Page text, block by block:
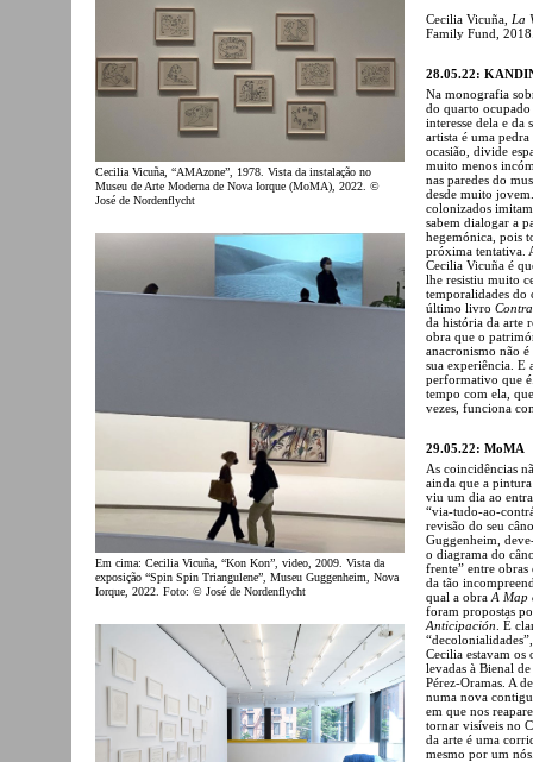
Cecilia Vicuña, “AMAzone”, 1978. Vista da instalação no
Museu de Arte Moderna de Nova Iorque (MoMA), 2022. ©
José de Nordenflycht
Em cima: Cecilia Vicuña, “Kon Kon”, video, 2009. Vista da
exposição “Spin Spin Triangulene”, Museu Guggenheim, Nova
Iorque, 2022. Foto: © José de Nordenflycht
Cecilia Vicuña, La
Family Fund,
28.05.22:
Na monografia
do quarto
interesse dela e
artista é uma
ocasião, divide
muito menos
nas paredes do
desde muito
colonizados
sabem dialogar a
hegemónica, pois
próxima tentativa.
Cecilia Vicuña é
lhe resistiu muito
temporalidades do
último livro
da história da arte
obra que o
anacronismo não é
sua experiência. E
performativo que
tempo com ela,
vezes, funciona
29.05.22: MoMA
As coincidências
ainda que a
viu um dia ao
“via-tudo-ao-
revisão do seu
Guggenheim,
o diagrama do
frente” entre
da tão
qual a obra A Map
foram propostas
Anticipación . É
Cecilia estavam os
levadas à Bienal
Pérez-Oramas. A
numa nova
em que nos
tornar visíveis no
da arte é uma
mesmo por um